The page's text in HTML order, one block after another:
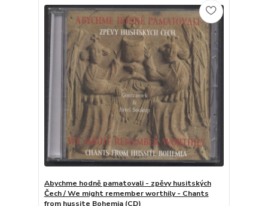
Abychme hodně pamatovali - zpěvy husitských
Čech / We might remember worthily - Chants
from hussite Bohemia (CD)